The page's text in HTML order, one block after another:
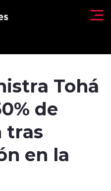
Tohá
de
tras
en la